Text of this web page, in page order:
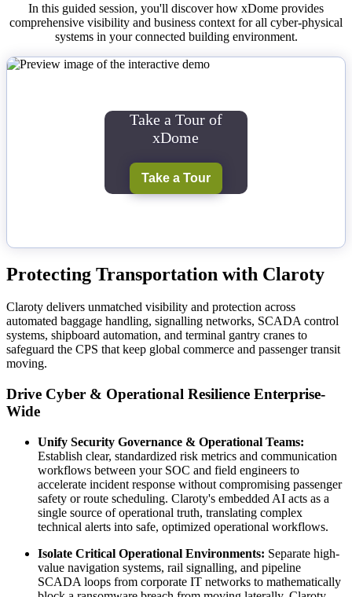
In this guided session, you'll discover how xDome provides
comprehensive visibility and business context for all cyber-physical
systems in your connected building environment.
Take a Tour of
xDome
Take a Tour
Protecting Transportation with Claroty
Claroty delivers unmatched visibility and protection across
automated baggage handling, signalling networks, SCADA control
systems, shipboard automation, and terminal gantry cranes to
safeguard the CPS that keep global commerce and passenger transit
moving.
Drive Cyber & Operational Resilience Enterprise-
Wide
Unify Security Governance & Operational Teams:
Establish clear, standardized risk metrics and communication
workflows between your SOC and field engineers to
accelerate incident response without compromising passenger
safety or route scheduling. Claroty's embedded AI acts as a
single source of operational truth, translating complex
technical alerts into safe, optimized operational workflows.
Isolate Critical Operational Environments: Separate high-
value navigation systems, rail signalling, and pipeline
SCADA loops from corporate IT networks to mathematically